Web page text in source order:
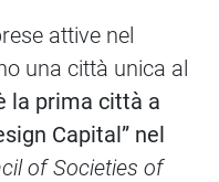
attive nel
una città unica al
la prima città a
Capital” nel
of Societies of